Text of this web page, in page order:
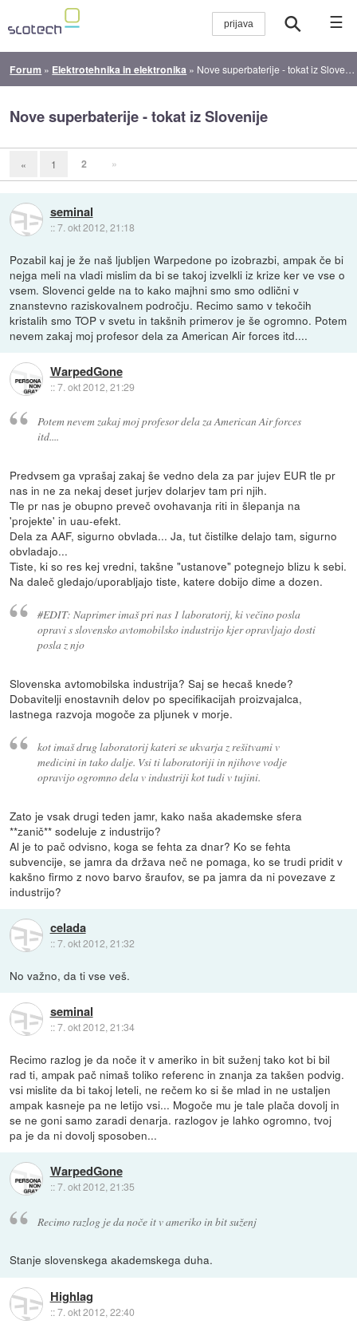
☰
Forum » Elektrotehnika in elektronika » Nove superbaterije - tokat iz Slovenije
Nove superbaterije - tokat iz Slovenije
« 1 2 »
seminal
::7. okt 2012, 21:18
Pozabil kaj je že naš ljubljen Warpedone po izobrazbi, ampak če bi
nejga meli na vladi mislim da bi se takoj izvelkli iz krize ker ve vse o
vsem. Slovenci gelde na to kako majhni smo smo odlični v
znanstevno raziskovalnem področju. Recimo samo v tekočih
kristalih smo TOP v svetu in takšnih primerov je še ogromno. Potem
nevem zakaj moj profesor dela za American Air forces itd....
WarpedGone
::7. okt 2012, 21:29
Potem nevem zakaj moj profesor dela za American Air forces
itd....
Predvsem ga vprašaj zakaj še vedno dela za par jujev EUR tle pr
nas in ne za nekaj deset jurjev dolarjev tam pri njih.
Tle pr nas je obupno preveč ovohavanja riti in šlepanja na
'projekte' in uau-efekt.
Dela za AAF, sigurno obvlada... Ja, tut čistilke delajo tam, sigurno
obvladajo...
Tiste, ki so res kej vredni, takšne "ustanove" potegnejo blizu k sebi.
Na daleč gledajo/uporabljajo tiste, katere dobijo dime a dozen.
#EDIT: Naprimer imaš pri nas 1 laboratorij, ki večino posla
opravi s slovensko avtomobilsko industrijo kjer opravljajo dosti
posla z njo
Slovenska avtomobilska industrija? Saj se hecaš knede?
Dobavitelji enostavnih delov po specifikacijah proizvajalca,
lastnega razvoja mogoče za pljunek v morje.
kot imaš drug laboratorij kateri se ukvarja z rešitvami v
medicini in tako dalje. Vsi ti laboratoriji in njihove vodje
opravijo ogromno dela v industriji kot tudi v tujini.
Zato je vsak drugi teden jamr, kako naša akademske sfera
**zanič** sodeluje z industrijo?
Al je to pač odvisno, koga se fehta za dnar? Ko se fehta
subvencije, se jamra da država neč ne pomaga, ko se trudi pridit v
kakšno firmo z novo barvo šraufov, se pa jamra da ni povezave z
industrijo?
celada
::7. okt 2012, 21:32
No važno, da ti vse veš.
seminal
::7. okt 2012, 21:34
Recimo razlog je da noče it v ameriko in bit suženj tako kot bi bil
rad ti, ampak pač nimaš toliko referenc in znanja za takšen podvig.
vsi mislite da bi takoj leteli, ne rečem ko si še mlad in ne ustaljen
ampak kasneje pa ne letijo vsi... Mogoče mu je tale plača dovolj in
se ne goni samo zaradi denarja. razlogov je lahko ogromno, tvoj
pa je da ni dovolj sposoben...
WarpedGone
::7. okt 2012, 21:35
Recimo razlog je da noče it v ameriko in bit suženj
Stanje slovenskega akademskega duha.
Highlag
::7. okt 2012, 22:40